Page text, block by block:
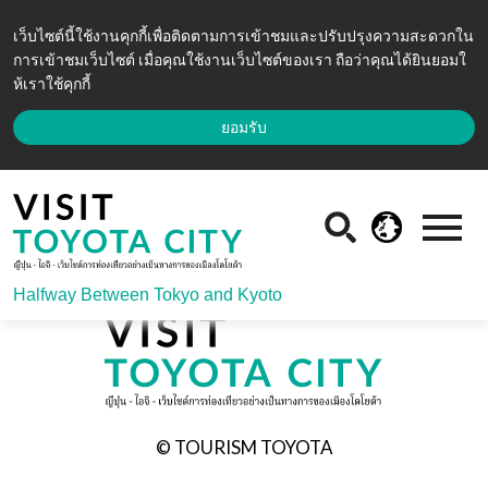
เว็บไซต์นี้ใช้งานคุกกี้เพื่อติดตามการเข้าชมและปรับปรุงความสะดวกใน
การเข้าชมเว็บไซต์ เมื่อคุณใช้งานเว็บไซต์ของเรา ถือว่าคุณได้ยินยอมใ
ห้เราใช้คุกกี้
ยอมรับ
Halfway Between Tokyo and Kyoto
© TOURISM TOYOTA